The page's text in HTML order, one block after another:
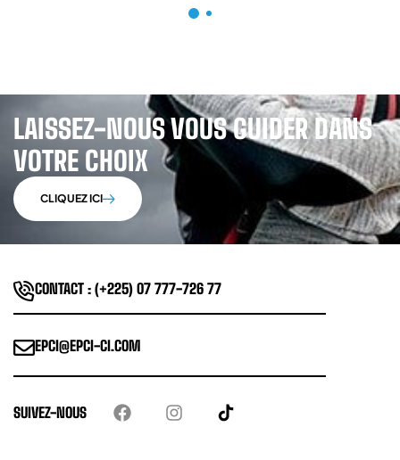
LAISSEZ-NOUS VOUS GUIDER DANS
VOTRE CHOIX
CLIQUEZ ICI
CONTACT : (+225) 07 777-726 77
EPCI@EPCI-CI.COM
SUIVEZ-NOUS